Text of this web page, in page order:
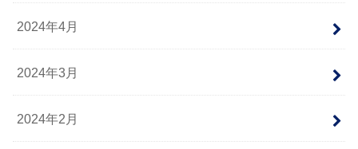
2024年4月
2024年3月
2024年2月